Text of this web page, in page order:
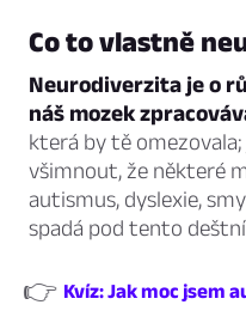
Co to vlastně
Neurodiverzita je o
náš mozek
která by tě
všimnout, že některé
autismus, dyslexie,
spadá pod tento
👉 Kvíz: Jak moc jsem